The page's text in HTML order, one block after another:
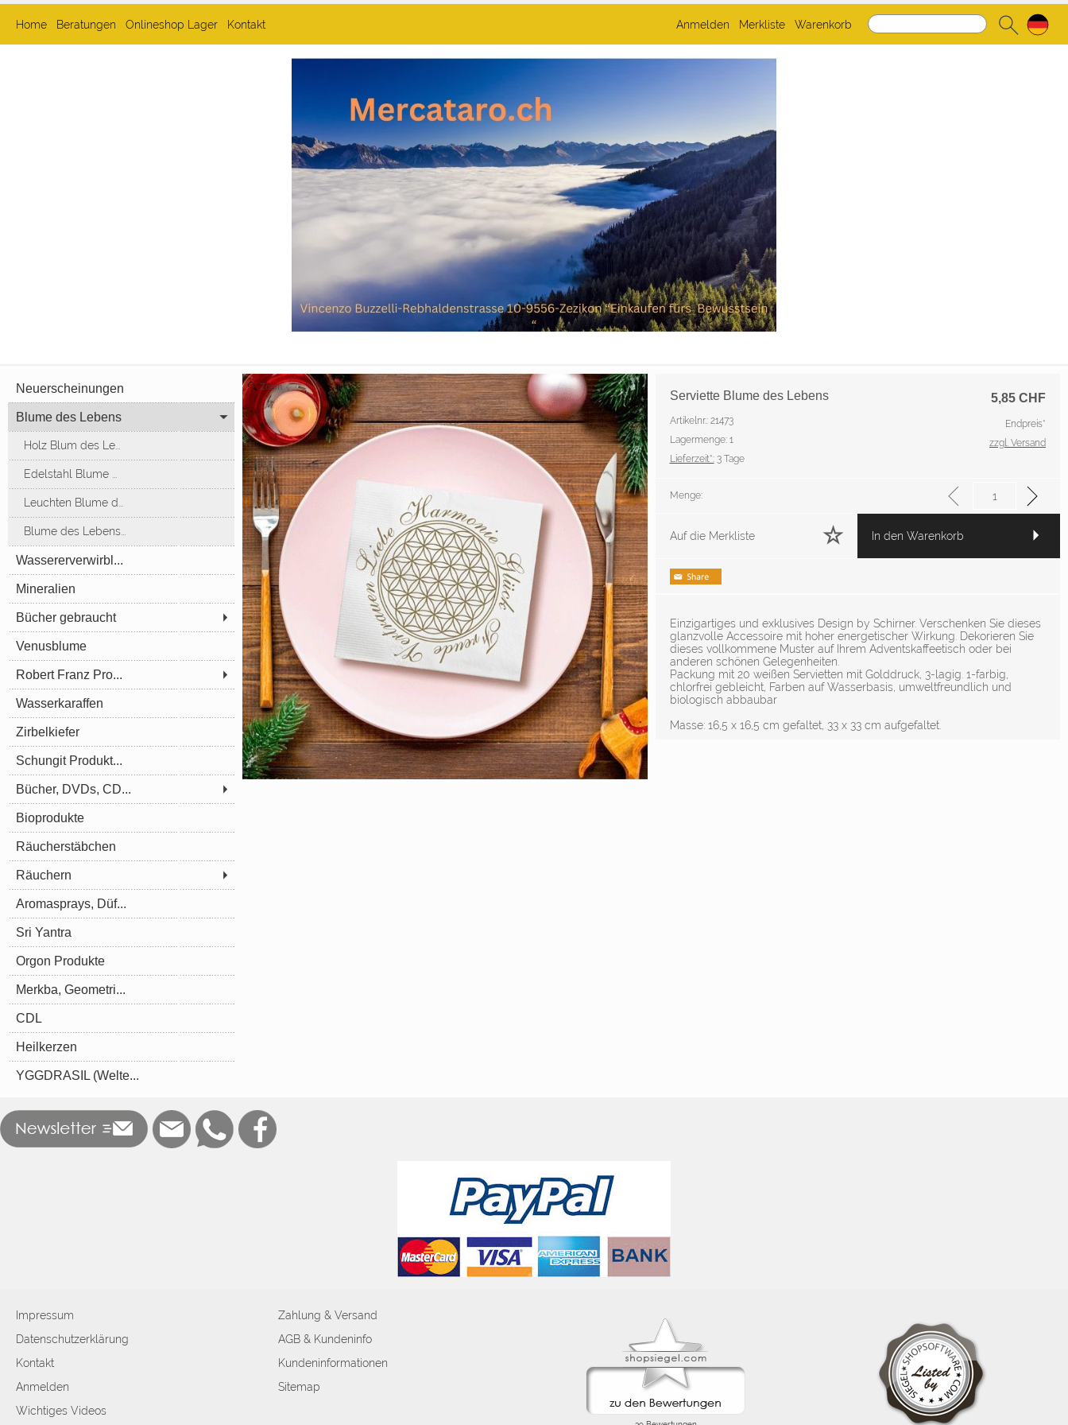
Home Beratungen Onlineshop Lager Kontakt Anmelden Merkliste Warenkorb
Neuerscheinungen
Blume des Lebens
Holz Blum des Le...
Edelstahl Blume ...
Leuchten Blume d...
Blume des Lebens...
Wassererverwirbl...
Mineralien
Bücher gebraucht
Venusblume
Robert Franz Pro...
Wasserkaraffen
Zirbelkiefer
Schungit Produkt...
Bücher, DVDs, CD...
Bioprodukte
Räucherstäbchen
Räuchern
Aromasprays, Düf...
Sri Yantra
Orgon Produkte
Merkba, Geometri...
CDL
Heilkerzen
YGGDRASIL (Welte...
Zoom
5,85 CHF
Serviette Blume des Lebens
Artikelnr.: 21473
Lagermenge: 1
Lieferzeit*:3 Tage
Endpreis*
zzgl. Versand
Menge:
Auf die Merkliste In den Warenkorb
Einzigartiges und exklusives Design by Schirner. Verschenken Sie dieses
glanzvolle Accessoire mit hoher energetischer Wirkung. Dekorieren Sie
dieses vollkommene Muster auf Ihrem Adventskaffeetisch oder bei
anderen schönen Gelegenheiten.
Packung mit 20 weißen Servietten mit Golddruck, 3-lagig. 1-farbig,
chlorfrei gebleicht, Farben auf Wasserbasis, umweltfreundlich und
biologisch abbaubar
Masse: 16,5 x 16,5 cm gefaltet, 33 x 33 cm aufgefaltet.
Impressum
Datenschutzerklärung
Kontakt
Anmelden
Wichtiges Videos
Zahlung & Versand
AGB & Kundeninfo
Kundeninformationen
Sitemap